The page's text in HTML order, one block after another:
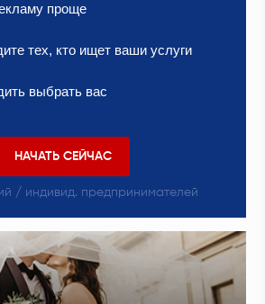
проще
тех, кто ищет ваши услуги
выбрать вас
НАЧАТЬ СЕЙЧАС
/ индивид. предпринимателей